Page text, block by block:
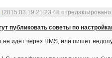
(2015.03.19 21:23:48
публиковать советы по
не идёт через HMS, или пишет